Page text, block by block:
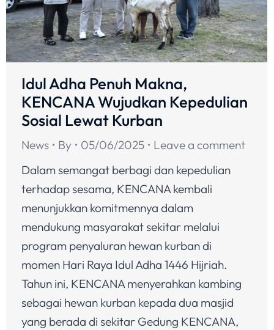
Idul Adha Penuh Makna,
KENCANA Wujudkan Kepedulian
Sosial Lewat Kurban
News By 05/06/2025
Leave a comment
Dalam semangat berbagi dan kepedulian
terhadap sesama, KENCANA kembali
menunjukkan komitmennya dalam
mendukung masyarakat sekitar melalui
program penyaluran hewan kurban di
momen Hari Raya Idul Adha 1446 Hijriah.
Tahun ini, KENCANA menyerahkan kambing
sebagai hewan kurban kepada dua masjid
yang berada di sekitar Gedung KENCANA,